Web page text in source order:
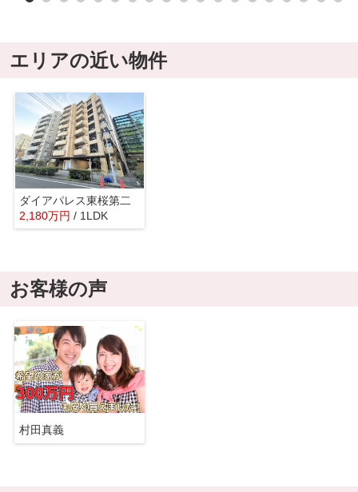
エリアの近い物件
ダイアパレス東桜第二
2,180万円 / 1LDK
お客様の声
村田真義